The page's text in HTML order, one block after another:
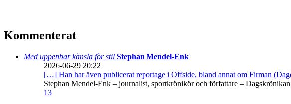
Kommenterat
Med uppenbar känsla för stil Stephan Mendel-Enk
2026-06-29 20:22
[…] Han har även publicerat reportage i Offside, bland annat om Firman
Stephan Mendel-Enk – journalist, sportkrönikör och författare – Dagskrönikan
13